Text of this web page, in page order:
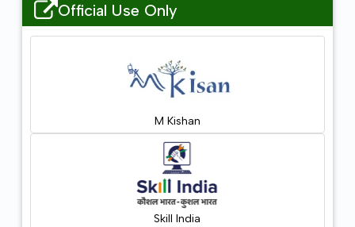
Official Use Only
M Kishan
Skill India